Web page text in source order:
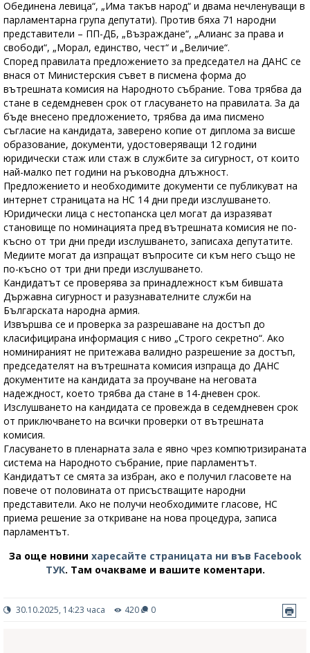
Обединена левица“, „Има такъв народ“ и двама нечленуващи в
парламентарна група депутати). Против бяха 71 народни
представители – ПП-ДБ, „Възраждане“, „Алианс за права и
свободи“, „Морал, единство, чест“ и „Величие“.
Според правилата предложението за председател на ДАНС се
внася от Министерския съвет в писмена форма до
вътрешната комисия на Народното събрание. Това трябва да
стане в седемдневен срок от гласуването на правилата. За да
бъде внесено предложението, трябва да има писмено
съгласие на кандидата, заверено копие от диплома за висше
образование, документи, удостоверяващи 12 години
юридически стаж или стаж в службите за сигурност, от които
най-малко пет години на ръководна длъжност.
Предложението и необходимите документи се публикуват на
интернет страницата на НС 14 дни преди изслушването.
Юридически лица с нестопанска цел могат да изразяват
становище по номинацията пред вътрешната комисия не по-
късно от три дни преди изслушването, записаха депутатите.
Медиите могат да изпращат въпросите си към него също не
по-късно от три дни преди изслушването.
Кандидатът се проверява за принадлежност към бившата
Държавна сигурност и разузнавателните служби на
Българската народна армия.
Извършва се и проверка за разрешаване на достъп до
класифицирана информация с ниво „Строго секретно“. Ако
номинираният не притежава валидно разрешение за достъп,
председателят на вътрешната комисия изпраща до ДАНС
документите на кандидата за проучване на неговата
надеждност, което трябва да стане в 14-дневен срок.
Изслушването на кандидата се провежда в седемдневен срок
от приключването на всички проверки от вътрешната
комисия.
Гласуването в пленарната зала е явно чрез компютризираната
система на Народното събрание, прие парламентът.
Кандидатът се смята за избран, ако е получил гласовете на
повече от половината от присъстващите народни
представители. Ако не получи необходимите гласове, НС
приема решение за откриване на нова процедура, записа
парламентът.
За още новини харесайте страницата ни във Facebook
ТУК. Там очакваме и вашите коментари.
30.10.2025, 14:23 часа 420 0